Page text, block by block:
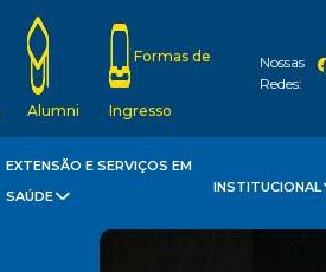
Alumni
Formas de
Ingresso
Nossas
Redes:
EXTENSÃO E SERVIÇOS EM
SAÚDE
INSTITUCIONAL